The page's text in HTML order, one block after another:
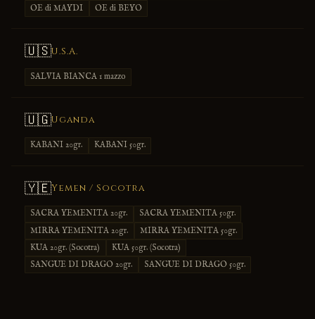
OE di MAYDI
OE di BEYO
🇺🇸U.S.A.
SALVIA BIANCA 1 mazzo
🇺🇬Uganda
KABANI 20gr. KABANI 50gr.
🇾🇪Yemen / Socotra
SACRA YEMENITA 20gr.
SACRA YEMENITA 50gr.
MIRRA YEMENITA 20gr.
MIRRA YEMENITA 50gr.
KUA 20gr. (Socotra)
KUA 50gr. (Socotra)
SANGUE DI DRAGO 20gr.
SANGUE DI DRAGO 50gr.